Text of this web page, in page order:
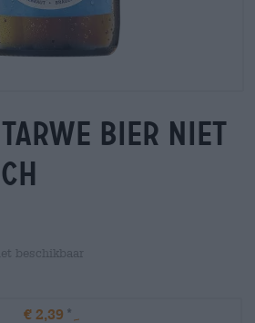
bier niet
beschikbaar
€ 2,39